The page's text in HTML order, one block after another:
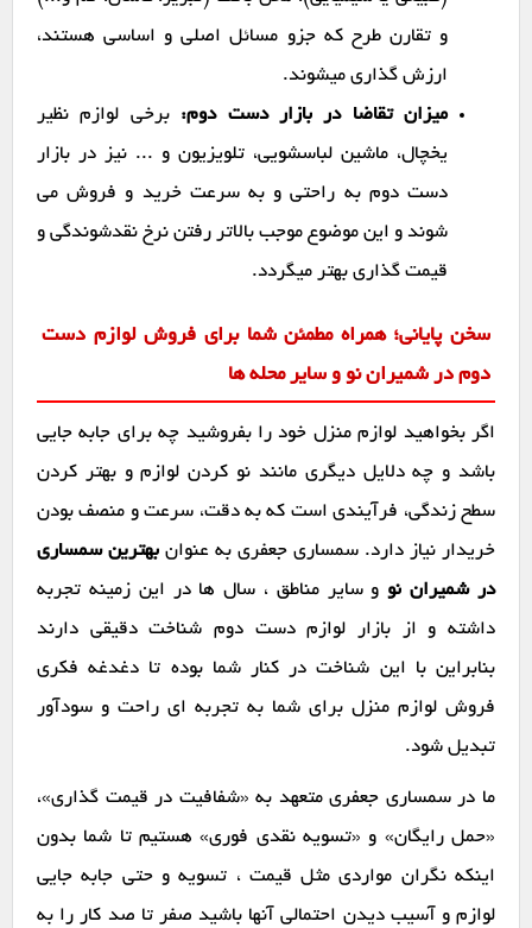
و تقارن طرح که جزو مسائل اصلی و اساسی هستند،
ارزش گذاری میشوند.
میزان تقاضا در بازار دست دوم: برخی لوازم نظیر
یخچال، ماشین لباسشویی، تلویزیون و ... نیز در بازار
دست دوم به راحتی و به سرعت خرید و فروش می
شوند و این موضوع موجب بالاتر رفتن نرخ نقدشوندگی و
قیمت گذاری بهتر میگردد.
سخن پایانی؛ همراه مطمئن شما برای فروش لوازم دست
دوم در شمیران نو و سایر محله ها
اگر بخواهید لوازم منزل خود را بفروشید چه برای جابه جایی
باشد و چه دلایل دیگری مانند نو کردن لوازم و بهتر کردن
سطح زندگی، فرآیندی است که به دقت، سرعت و منصف بودن
خریدار نیاز دارد. سمساری جعفری به عنوان بهترین سمساری
در شمیران نوو سایر مناطق ، سال ها در این زمینه تجربه
داشته و از بازار لوازم دست دوم شناخت دقیقی دارند
بنابراین با این شناخت در کنار شما بوده تا دغدغه فکری
فروش لوازم منزل برای شما به تجربه ای راحت و سودآور
تبدیل شود.
ما در سمساری جعفری متعهد به «شفافیت در قیمت گذاری»،
«حمل رایگان» و «تسویه نقدی فوری» هستیم تا شما بدون
اینکه نگران مواردی مثل قیمت ، تسویه و حتی جابه جایی
لوازم و آسیب دیدن احتمالی آنها باشید صفر تا صد کار را به